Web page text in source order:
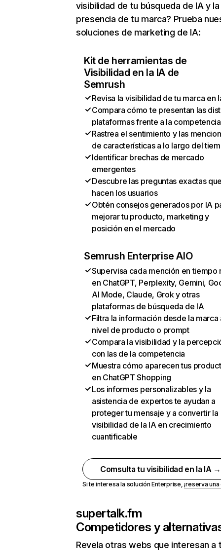
visibilidad de tu búsqueda de IA y la
presencia de tu marca? Prueba
soluciones de marketing de IA:
Kit de herramientas de
Visibilidad en la IA de
Semrush
Revisa la visibilidad de tu marca en
Compara cómo te presentan las
plataformas frente a la competencia
Rastrea el sentimiento y las
de características a lo largo del
Identificar brechas de mercado
emergentes
Descubre las preguntas exactas
hacen los usuarios
Obtén consejos generados por IA
mejorar tu producto, marketing y
posición en el mercado
Semrush Enterprise AIO
Supervisa cada mención en tiempo
en ChatGPT, Perplexity, Gemini,
AI Mode, Claude, Grok y otras
plataformas de búsqueda de IA
Filtra la información desde la marca
nivel de producto o prompt
Compara la visibilidad y la
con las de la competencia
Muestra cómo aparecen tus
en ChatGPT Shopping
Los informes personalizables y la
asistencia de expertos te ayudan a
proteger tu mensaje y a convertir la
visibilidad de la IA en crecimiento
cuantificable
Comsulta tu visibilidad en la IA →
Si te interesa la solución Enterprise,¡reserva
supertalk.fm
Competidores y
Revela otras webs que interesan a